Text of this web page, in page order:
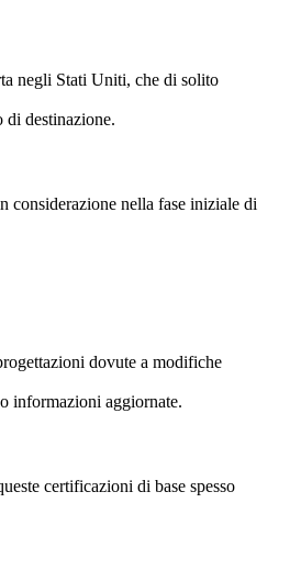
negli Stati Uniti, che di solito
di destinazione.
considerazione nella fase iniziale di
dovute a modifiche
informazioni aggiornate.
certificazioni di base spesso